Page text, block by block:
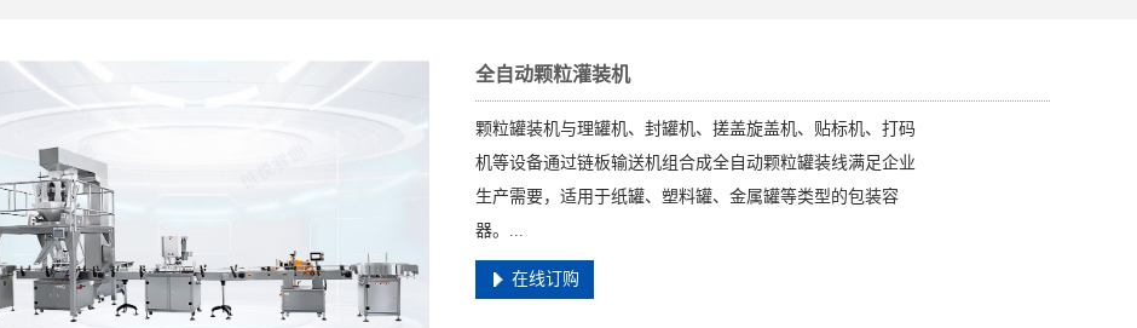
全自动颗粒灌装机
颗粒罐装机与理罐机、封罐机、搓盖旋盖机、贴标机、打码
机等设备通过链板输送机组合成全自动颗粒罐装线满足企业
生产需要，适用于纸罐、塑料罐、金属罐等类型的包装容
器。...
在线订购